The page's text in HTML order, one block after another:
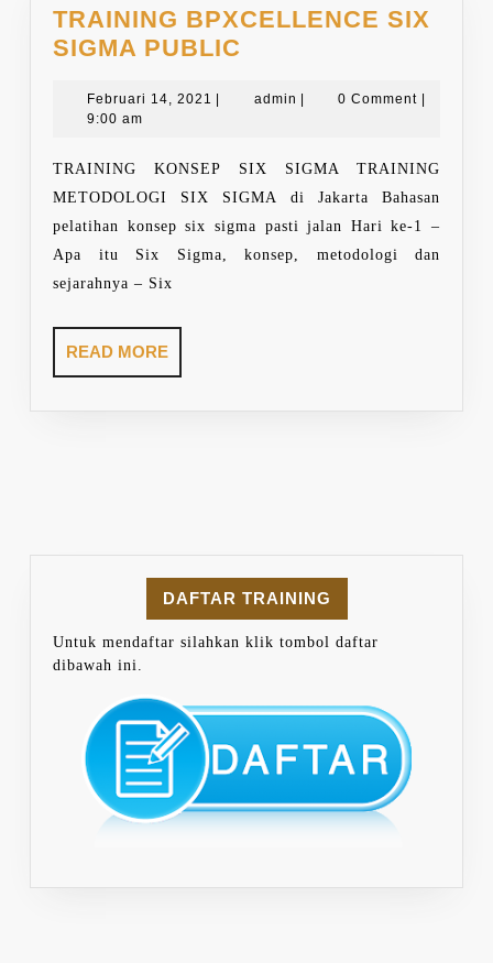
TRAINING BPXCELLENCE SIX
SIGMA PUBLIC
SIX
PUBLIC
Februari 14, 2021 Februariadmin admin0 Comment
9:00 am
TRAINING KONSEP SIX SIGMA TRAINING
METODOLOGI SIX SIGMA di Jakarta Bahasan
pelatihan konsep six sigma pasti jalan Hari ke-1 –
Apa itu Six Sigma, konsep, metodologi dan
sejarahnya – Six
READ MOREREAD
MORE
DAFTAR TRAINING
Untuk mendaftar silahkan klik tombol daftar
dibawah ini.